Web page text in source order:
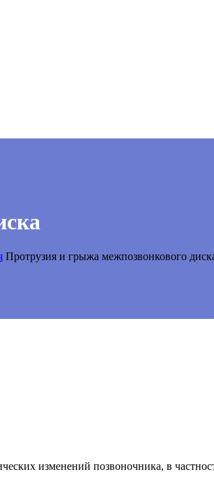
Протрузия и грыжа межпозвонкового
изменений позвоночника, в